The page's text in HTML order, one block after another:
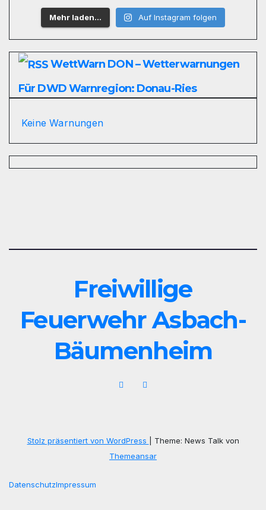
Mehr laden… Auf Instagram folgen
WettWarn DON – Wetterwarnungen
Für DWD Warnregion: Donau-Ries
Keine Warnungen
Freiwillige
Feuerwehr Asbach-
Bäumenheim
Stolz präsentiert von WordPress
Theme: News Talk von
Themeansar
DatenschutzImpressum